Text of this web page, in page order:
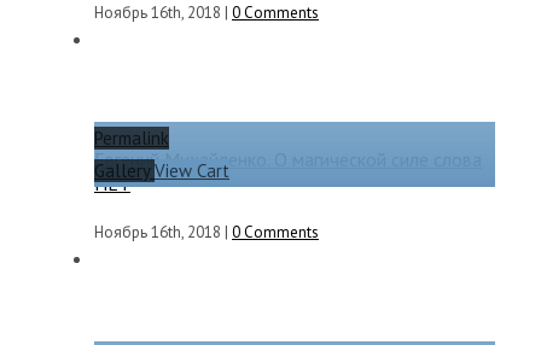
Ноябрь 16th, 2018 | 0 Comments
Permalink
GalleryView Cart
Евгений Михайленко. О магической силе слова
НЕТ
Ноябрь 16th, 2018 | 0 Comments